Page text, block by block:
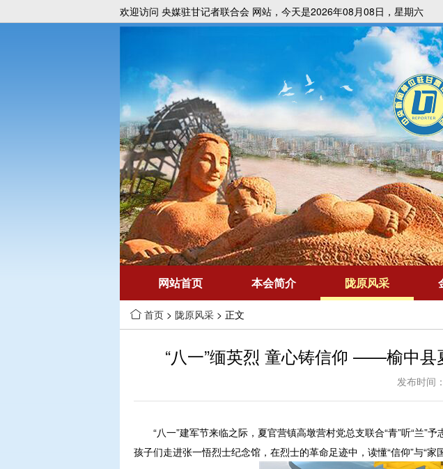
欢迎访问 央媒驻甘记者联合会 网站，今天是2026年08月08日，星期六
网站首页 本会简介 陇原风采
 首页 > 陇原风采 > 正文
“八一”缅英烈 童心铸信仰 ——榆中县
发布时间
“八一”建军节来临之际，夏官营镇高墩营村党总支联合“青”听“兰”
孩子们走进张一悟烈士纪念馆，在烈士的革命足迹中，读懂“信仰”与“家